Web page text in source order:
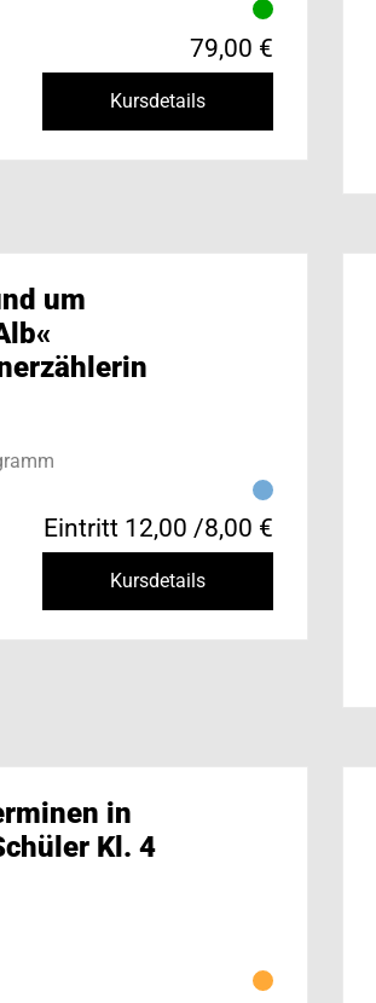
79,00 €
Kursdetails
um
Eintritt 12,00 /8,00 €
Kursdetails
in
Kl. 4